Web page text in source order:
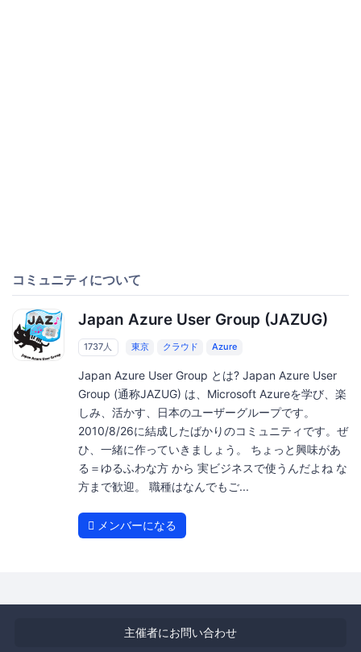
コミュニティについて
Japan Azure User Group (JAZUG)
1737人 東京 クラウド Azure
Japan Azure User Group とは? Japan Azure User
Group (通称JAZUG) は、Microsoft Azureを学び、楽
しみ、活かす、日本のユーザーグループです。
2010/8/26に結成したばかりのコミュニティです。ぜ
ひ、一緒に作っていきましょう。 ちょっと興味があ
る＝ゆるふわな方 から 実ビジネスで使うんだよね な
方まで歓迎。 職種はなんでもご...
メンバーになる
主催者にお問い合わせ